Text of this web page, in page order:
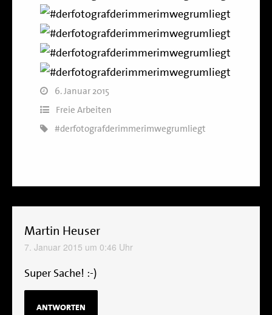
6. Januar 2015
Freie Arbeiten
#derfotografderimmerimwegrumliegt
Martin Heuser
7. Januar 2015 um 0:46 Uhr
Super Sache! :-)
ANTWORTEN